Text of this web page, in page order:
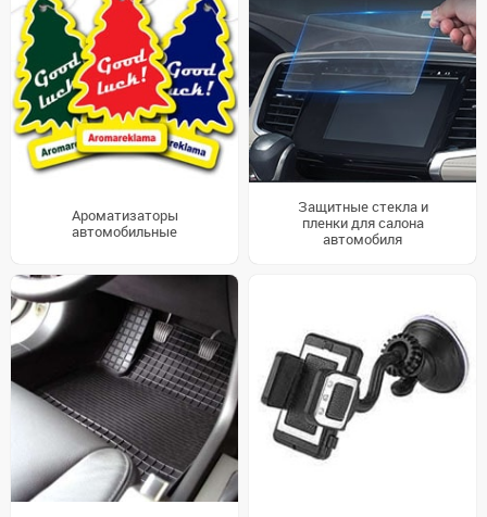
Ароматизаторы
автомобильные
Защитные стекла и
пленки для салона
автомобиля